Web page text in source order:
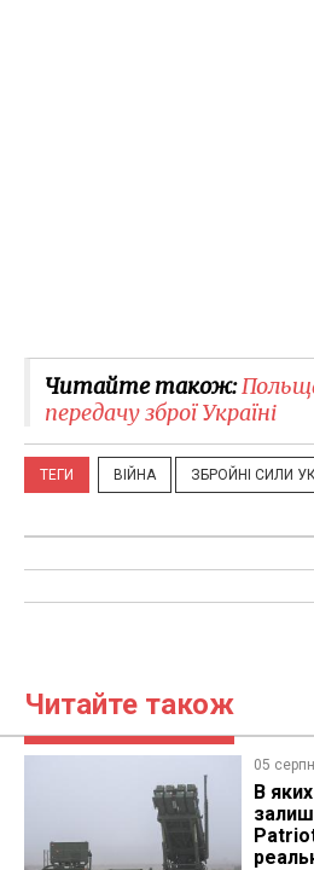
Читайте також:
передачу зброї Україні
ТЕГИ ВІЙНА ЗБРОЙНІ СИЛИ
Читайте також
05
В